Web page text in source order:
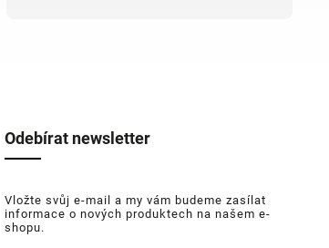
Odebírat newsletter
Vložte svůj e-mail a my vám budeme zasílat
informace o nových produktech na našem e-
shopu.